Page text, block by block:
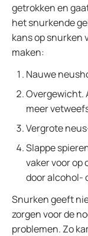
getrokken en
het snurkende
kans op snurken
maken:
Nauwe
Overgewicht.
meer
Vergrote
Slappe
vaker voor op
door alcohol-
Snurken geeft
zorgen voor de
problemen. Zo